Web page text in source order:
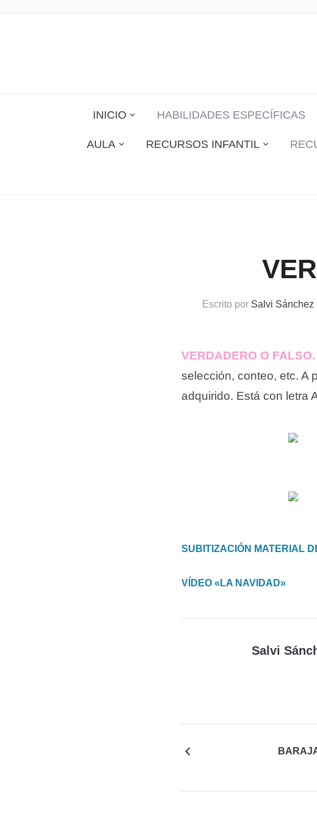
INICIO HABILIDADES ESPECÍFICAS
AULA RECURSOS INFANTIL
Escrito por Salvi Sánchez
VERDADERO O FALSO.
selección, conteo, etc. A
adquirido. Está con letra
SUBITIZACIÓN MATERIAL
VÍDEO «LA NAVIDAD»
Salvi